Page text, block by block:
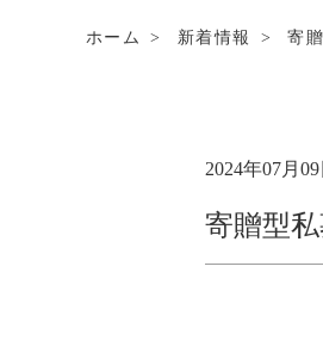
ホーム > 新着情報 > 寄
2024年07月09
寄贈型